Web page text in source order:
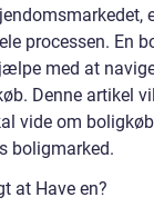
processen. En
med at
Denne artikel
vide om boligkøb
boligmarked.
at Have en?